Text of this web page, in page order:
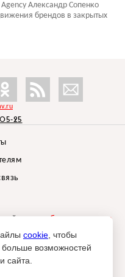
Александр Сопенко
брендов в закрытых
05-25
проектбрендингового
допустимо только при
cookie , чтобы
больше возможностей
сайта.